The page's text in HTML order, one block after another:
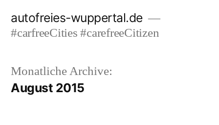
Inhalt
autofreies-wuppertal.de
#carfreeCities #carefreeCitizen
Monatliche Archive:
August 2015